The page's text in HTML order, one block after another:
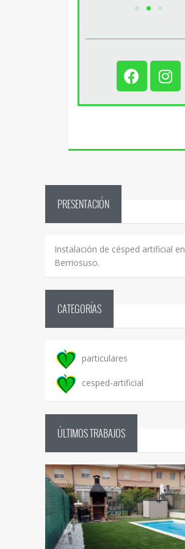
PRESENTACIÓN
Instalación de césped artificial en
Berriosuso.
CATEGORÍAS
particulares
cesped-artificial
ÚLTIMOS TRABAJOS